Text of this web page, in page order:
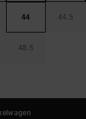
44 44.5
48.5